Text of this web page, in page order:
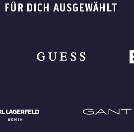
FÜR DICH AUSGEWÄHLT